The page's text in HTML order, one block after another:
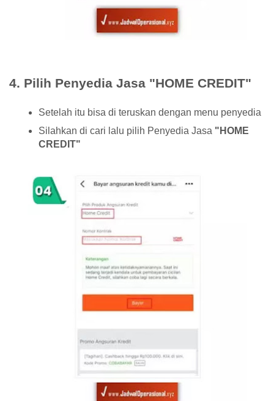
4. Pilih Penyedia Jasa "HOME CREDIT"
Setelah itu bisa di teruskan dengan menu penyedia
Silahkan di cari lalu pilih Penyedia Jasa "HOME
CREDIT"